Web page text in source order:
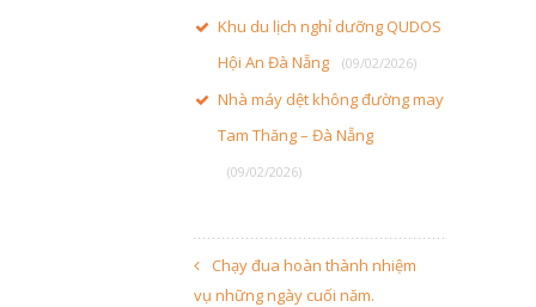
Khu du lịch nghỉ dưỡng QUDOS
Hội An Đà Nẵng
(09/02/2026)
Nhà máy dệt không đường may
Tam Thăng – Đà Nẵng
(09/02/2026)
Chạy đua hoàn thành nhiệm
vụ những ngày cuối năm.